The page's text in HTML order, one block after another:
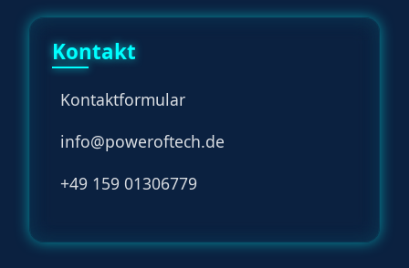
Kontakt
Kontaktformular
info@poweroftech.de
+49 159 01306779